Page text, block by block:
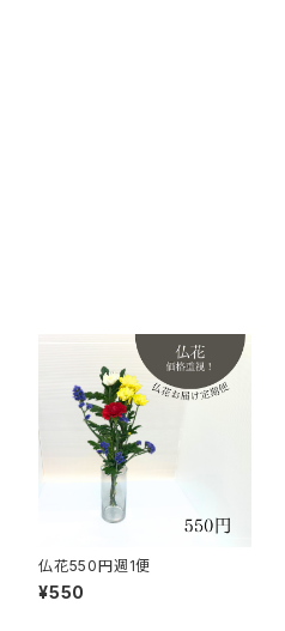
仏花550円週1便
¥550